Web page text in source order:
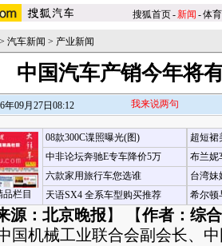
搜狐首页-新闻 -体育
> 汽车新闻 > 产业新闻
中国汽车产销今年将
年09月27日08:12 我来说两句
品栏目
08款300C谍照曝光(图)
中非论坛奔驰E专车降价5万
六款家用旅行车您选谁
天语SX4 全系车型购买推荐
超短裙
布兰妮
台湾妹
希尔顿
源：北京晚报 】 【作者：综
机械工业联合会副会长、中